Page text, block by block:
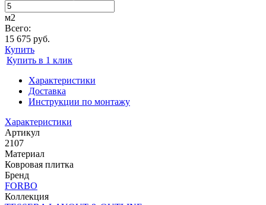
м2
Всего:
15 675 руб.
Купить
Купить в 1 клик
Характеристики
Доставка
Инструкции по монтажу
Характеристики
Артикул
2107
Материал
Ковровая плитка
Бренд
FORBO
Коллекция